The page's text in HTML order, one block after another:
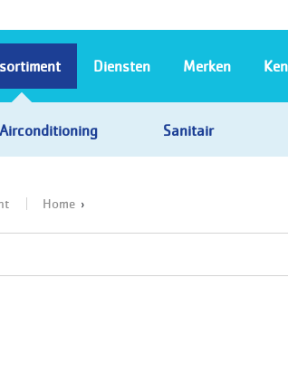
Airconditioning Sanitair
Diensten Merken
Home